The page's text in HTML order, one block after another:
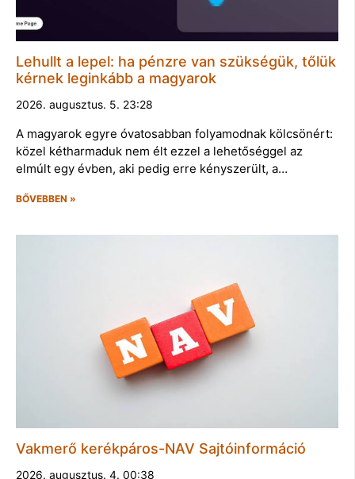
Lehullt a lepel: ha pénzre van szükségük, tőlük
kérnek leginkább a magyarok
2026. augusztus. 5. 23:28
A magyarok egyre óvatosabban folyamodnak kölcsönért:
közel kétharmaduk nem élt ezzel a lehetőséggel az
elmúlt egy évben, aki pedig erre kényszerült, a…
BŐVEBBEN »
Vakmerő kerékpáros-NAV Sajtóinformáció
2026. augusztus. 4. 00:38